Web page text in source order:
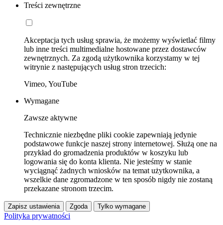
Treści zewnętrzne
Akceptacja tych usług sprawia, że możemy wyświetlać filmy
lub inne treści multimedialne hostowane przez dostawców
zewnętrznych. Za zgodą użytkownika korzystamy w tej
witrynie z następujących usług stron trzecich:
Vimeo, YouTube
Wymagane
Zawsze aktywne
Technicznie niezbędne pliki cookie zapewniają jedynie
podstawowe funkcje naszej strony internetowej. Służą one na
przykład do gromadzenia produktów w koszyku lub
logowania się do konta klienta. Nie jesteśmy w stanie
wyciągnąć żadnych wniosków na temat użytkownika, a
wszelkie dane zgromadzone w ten sposób nigdy nie zostaną
przekazane stronom trzecim.
Zapisz ustawienia Zgoda Tylko wymagane
Polityka prywatności